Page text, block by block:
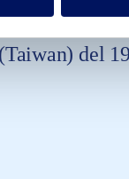
así como
del